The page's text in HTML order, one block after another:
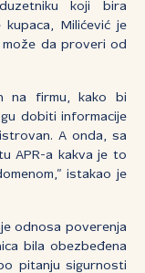
koji bira
Milićević je
da proveri od
na firmu, kako bi
dobiti informacije
A onda, sa
APR-a kakva je to
istakao je
odnosa poverenja
bila obezbeđena
pitanju sigurnosti